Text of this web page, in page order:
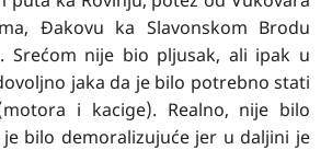
Đakovu ka Slavonskom Brodu
Srećom nije bio pljusak, ali ipak u
jaka da je bilo potrebno stati
i kacige). Realno, nije bilo
bilo demoralizujuće jer u daljini je